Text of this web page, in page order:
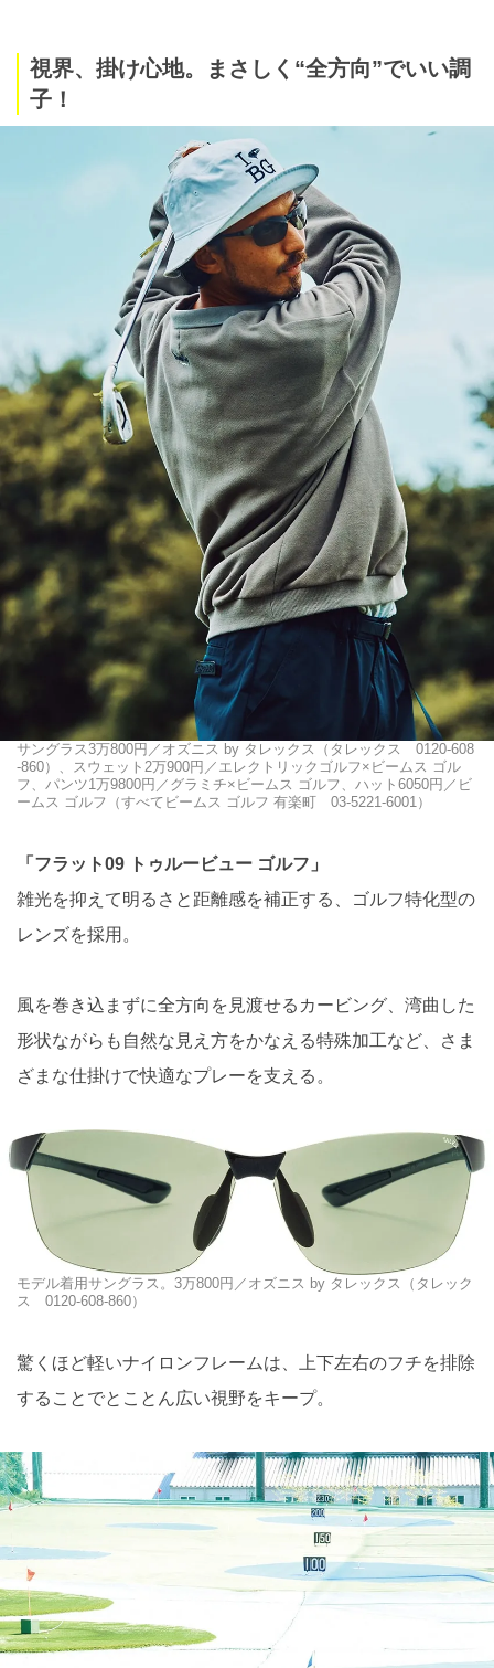
視界、掛け心地。まさしく“全方向”でいい調
子！
サングラス3万800円／オズニス by タレックス（タレックス 0120-608
-860）、スウェット2万900円／エレクトリックゴルフ×ビームス ゴル
フ、パンツ1万9800円／グラミチ×ビームス ゴルフ、ハット6050円／ビ
ームス ゴルフ（すべてビームス ゴルフ 有楽町 03-5221-6001）
「フラット09 トゥルービュー ゴルフ」
雑光を抑えて明るさと距離感を補正する、ゴルフ特化型の
レンズを採用。
風を巻き込まずに全方向を見渡せるカービング、湾曲した
形状ながらも自然な見え方をかなえる特殊加工など、さま
ざまな仕掛けで快適なプレーを支える。
モデル着用サングラス。3万800円／オズニス by タレックス（タレック
ス 0120-608-860）
驚くほど軽いナイロンフレームは、上下左右のフチを排除
することでとことん広い視野をキープ。